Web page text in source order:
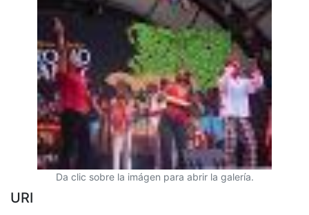
Da clic sobre la imágen para abrir la galería.
URI